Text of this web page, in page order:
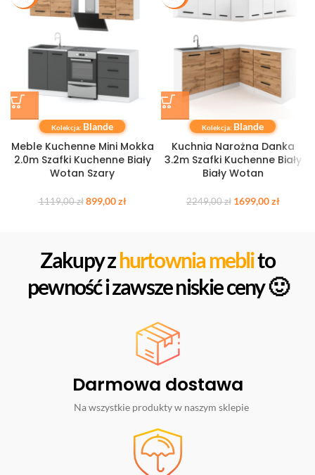
Kolekcja: Blande
Meble Kuchenne Mini Mokka
2.0m Szafki Kuchenne Biały
Wotan Szary
1119,00zł 899,00zł
Kolekcja: Blande
Kuchnia Narożna Danka
3.2m Szafki Kuchenne Biały
Biały Wotan
2249,00zł 1699,00zł
Zakupy zhurtownia meblito
pewność i zawsze niskie ceny 🙂
Darmowa dostawa
Na wszystkie produkty w naszym sklepie